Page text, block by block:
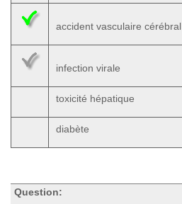
accident vasculaire cérébral
infection virale
toxicité hépatique
diabète
Question: